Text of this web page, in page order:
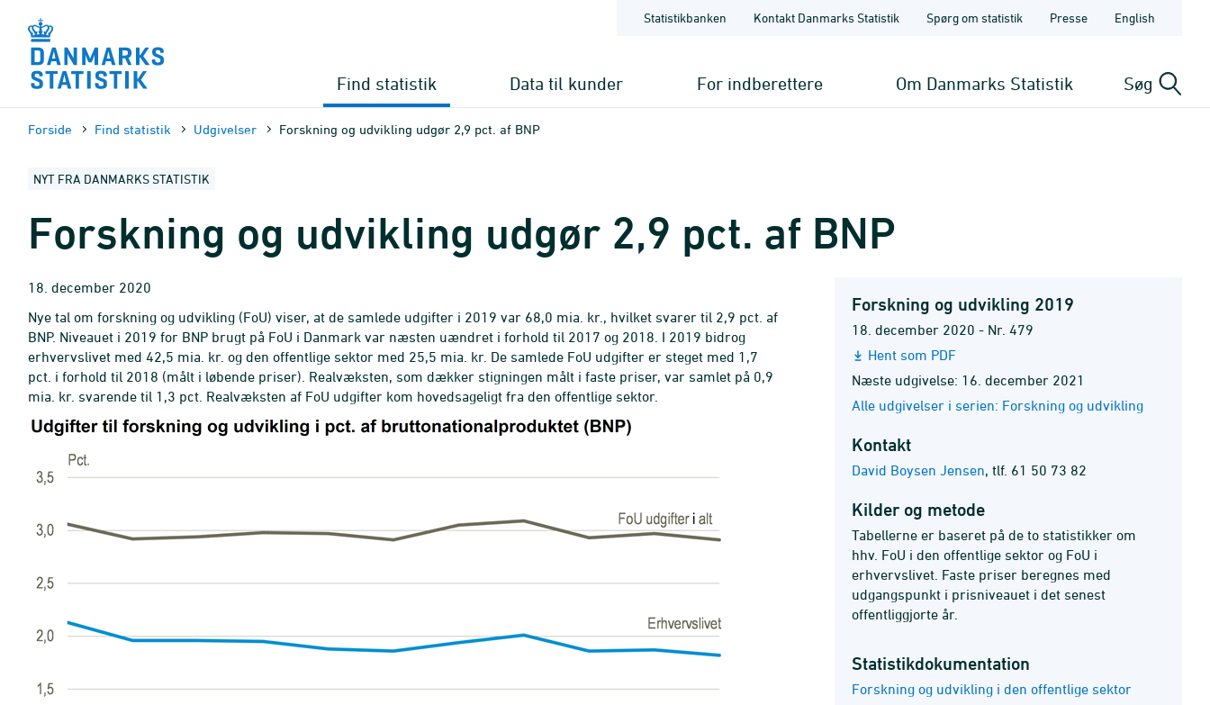
sidens
indhold
Statistikbanken Kontakt Danmarks Statistik Spørg om statistik Presse English
Find statistik Data til kunder For indberettere Om Danmarks Statistik Søg
Forside Find statistik Udgivelser Forskning og udvikling udgør 2,9 pct. af BNP
NYT FRA DANMARKS STATISTIK
Forskning og udvikling udgør 2,9 pct. af BNP
18. december 2020
Nye tal om forskning og udvikling (FoU) viser, at de samlede udgifter i 2019 var 68,0 mia. kr., hvilket svarer til 2,9 pct. af
BNP. Niveauet i 2019 for BNP brugt på FoU i Danmark var næsten uændret i forhold til 2017 og 2018. I 2019 bidrog
erhvervslivet med 42,5 mia. kr. og den offentlige sektor med 25,5 mia. kr. De samlede FoU udgifter er steget med 1,7
pct. i forhold til 2018 (målt i løbende priser). Realvæksten, som dækker stigningen målt i faste priser, var samlet på 0,9
mia. kr. svarende til 1,3 pct. Realvæksten af FoU udgifter kom hovedsageligt fra den offentlige sektor.
Forskning og udvikling 2019
18. december 2020 - Nr. 479
Hent som PDF
Næste udgivelse: 16. december 2021
Alle udgivelser i serien: Forskning og udvikling
Kontakt
David Boysen Jensen, tlf. 61 50 73 82
Kilder og metode
Tabellerne er baseret på de to statistikker om
hhv. FoU i den offentlige sektor og FoU i
erhvervslivet. Faste priser beregnes med
udgangspunkt i prisniveauet i det senest
offentliggjorte år.
Statistik­dokumentation
Forskning og udvikling i den offentlige sektor